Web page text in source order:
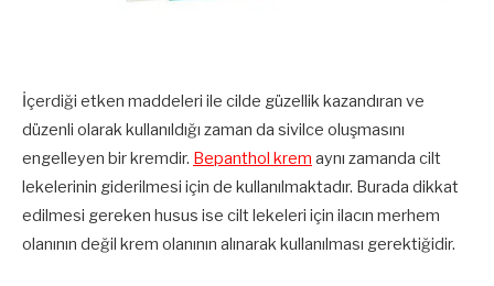
İçerdiği etken maddeleri ile cilde güzellik kazandıran ve
düzenli olarak kullanıldığı zaman da sivilce oluşmasını
engelleyen bir kremdir. Bepanthol krem aynı zamanda cilt
lekelerinin giderilmesi için de kullanılmaktadır. Burada dikkat
edilmesi gereken husus ise cilt lekeleri için ilacın merhem
olanının değil krem olanının alınarak kullanılması gerektiğidir.